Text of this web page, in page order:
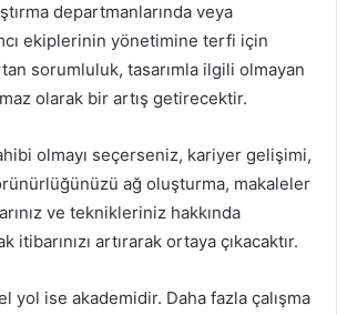
departmanlarında veya
ekiplerinin yönetimine terfi için
sorumluluk, tasarımla ilgili olmayan
olarak bir artış getirecektir.
olmayı seçerseniz, kariyer gelişimi,
ağ oluşturma, makaleler
ve teknikleriniz hakkında
itibarınızı artırarak ortaya çıkacaktır.
yol ise akademidir. Daha fazla çalışma